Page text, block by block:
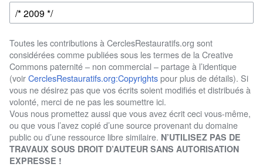
Toutes les contributions à CerclesRestauratifs.org sont
considérées comme publiées sous les termes de la Creative
Commons paternité – non commercial – partage à l’identique
(voirCerclesRestauratifs.org:Copyrightspour plus de détails). Si
vous ne désirez pas que vos écrits soient modifiés et distribués à
volonté, merci de ne pas les soumettre ici.
Vous nous promettez aussi que vous avez écrit ceci vous-même,
ou que vous l’avez copié d’une source provenant du domaine
public ou d’une ressource libre similaire. N’UTILISEZ PAS DE
TRAVAUX SOUS DROIT D’AUTEUR SANS AUTORISATION
EXPRESSE !